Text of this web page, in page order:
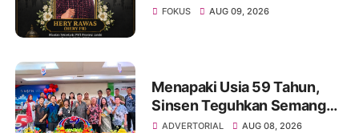
Mantan Sekretaris PWI
FOKUS AUG 09, 2026
Menapaki Usia 59 Tahun,
Sinsen Teguhkan Semangat
“Sustainably Growing”
ADVERTORIAL AUG 08, 2026